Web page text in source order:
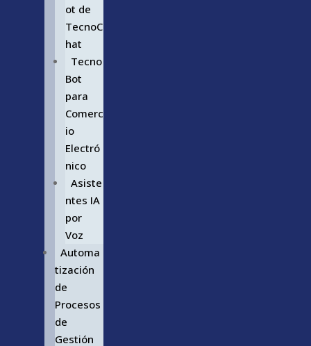
ot de
TecnoC
hat
Tecno
Bot
para
Comerc
io
Electró
nico
Asiste
ntes IA
por
Voz
Automa
tización
de
Procesos
de
Gestión